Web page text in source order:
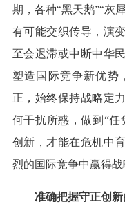
期，各种“黑天鹅”“灰
有可能交织传导，演
至会迟滞或中断中华
塑造国际竞争新优势
正，始终保持战略定
何干扰所惑，做到“
创新，才能在危机中
烈的国际竞争中赢得战
准确把握守正创